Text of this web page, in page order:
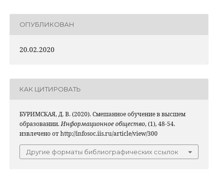
ОПУБЛИКОВАН
20.02.2020
КАК ЦИТИРОВАТЬ
БУРИМСКАЯ, Д. В. (2020). Смешанное обучение в высшем
образовании.Информационное общество, (1), 48-54.
извлечено от http://infosoc.iis.ru/article/view/300
Другие форматы библиографических ссылок